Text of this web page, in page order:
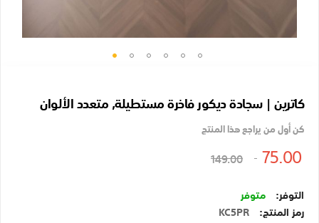
بداية
معرض
كاترين | سجادة ديكور فاخرة مستطيلة, متعدد الألوان
كن أول من يراجع هذا المنتج
75.00
149.00
متوفر
رمز المنتج
KC5PR